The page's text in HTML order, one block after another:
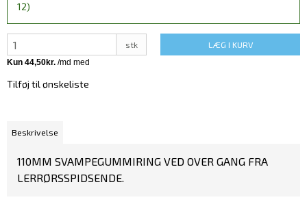
12)
stk LÆG I KURV
Tilføj til ønskeliste
Beskrivelse
110MM SVAMPEGUMMIRING VED OVER GANG FRA
LERRØRSSPIDSENDE.